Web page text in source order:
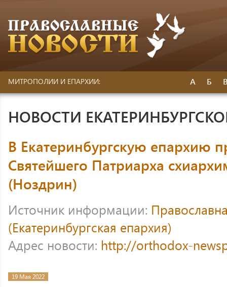
МИТРОПОЛИИ И ЕПАРХИИ: А Б
НОВОСТИ
В Екатеринбургскую епархию
Святейшего Патриарха
(Ноздрин)
Источник информации:
(Екатеринбургская епархия)
Адрес новости: http://orthodox-
19 Мая 2022